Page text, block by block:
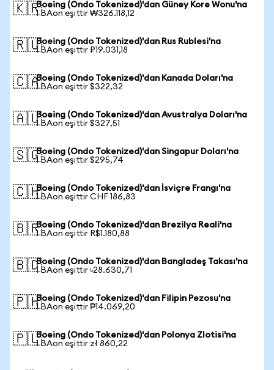
🇰🇷Boeing (Ondo Tokenized)'dan Güney Kore Wonu'na
1 BAon eşittir ₩326.118,12
🇷🇺Boeing (Ondo Tokenized)'dan Rus Rublesi'na
1 BAon eşittir ₽19.031,18
🇨🇦Boeing (Ondo Tokenized)'dan Kanada Doları'na
1 BAon eşittir $322,32
🇦🇺Boeing (Ondo Tokenized)'dan Avustralya Doları'na
1 BAon eşittir $327,51
🇸🇬Boeing (Ondo Tokenized)'dan Singapur Doları'na
1 BAon eşittir $295,74
🇨🇭Boeing (Ondo Tokenized)'dan İsviçre Frangı'na
1 BAon eşittir CHF 186,83
🇧🇷Boeing (Ondo Tokenized)'dan Brezilya Reali'na
1 BAon eşittir R$1.180,88
🇧🇩Boeing (Ondo Tokenized)'dan Bangladeş Takası'na
1 BAon eşittir ৳28.630,71
🇵🇭Boeing (Ondo Tokenized)'dan Filipin Pezosu'na
1 BAon eşittir ₱14.069,20
🇵🇱Boeing (Ondo Tokenized)'dan Polonya Zlotisi'na
1 BAon eşittir zł 860,22